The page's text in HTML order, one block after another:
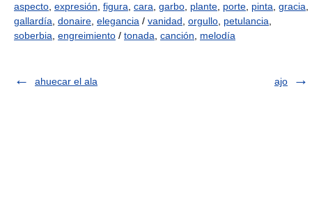
aspecto expresión figura cara garbo plante porte pinta gracia
gallardía donaire elegancia / vanidad orgullo petulancia
soberbia engreimiento / tonada canción melodía
ahuecar el ala ajo